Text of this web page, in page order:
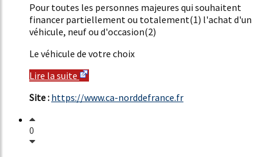
Pour toutes les personnes majeures qui souhaitent
financer partiellement ou totalement(1) l'achat d'un
véhicule, neuf ou d'occasion(2)
Le véhicule de votre choix
Lire la suite
Site : https://www.ca-norddefrance.fr
0